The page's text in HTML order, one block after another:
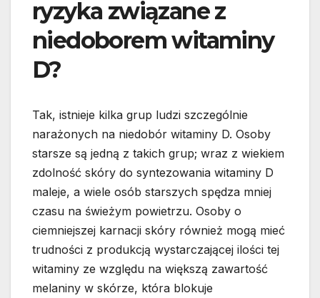
ryzyka związane z
niedoborem witaminy
D?
Tak, istnieje kilka grup ludzi szczególnie
narażonych na niedobór witaminy D. Osoby
starsze są jedną z takich grup; wraz z wiekiem
zdolność skóry do syntezowania witaminy D
maleje, a wiele osób starszych spędza mniej
czasu na świeżym powietrzu. Osoby o
ciemniejszej karnacji skóry również mogą mieć
trudności z produkcją wystarczającej ilości tej
witaminy ze względu na większą zawartość
melaniny w skórze, która blokuje